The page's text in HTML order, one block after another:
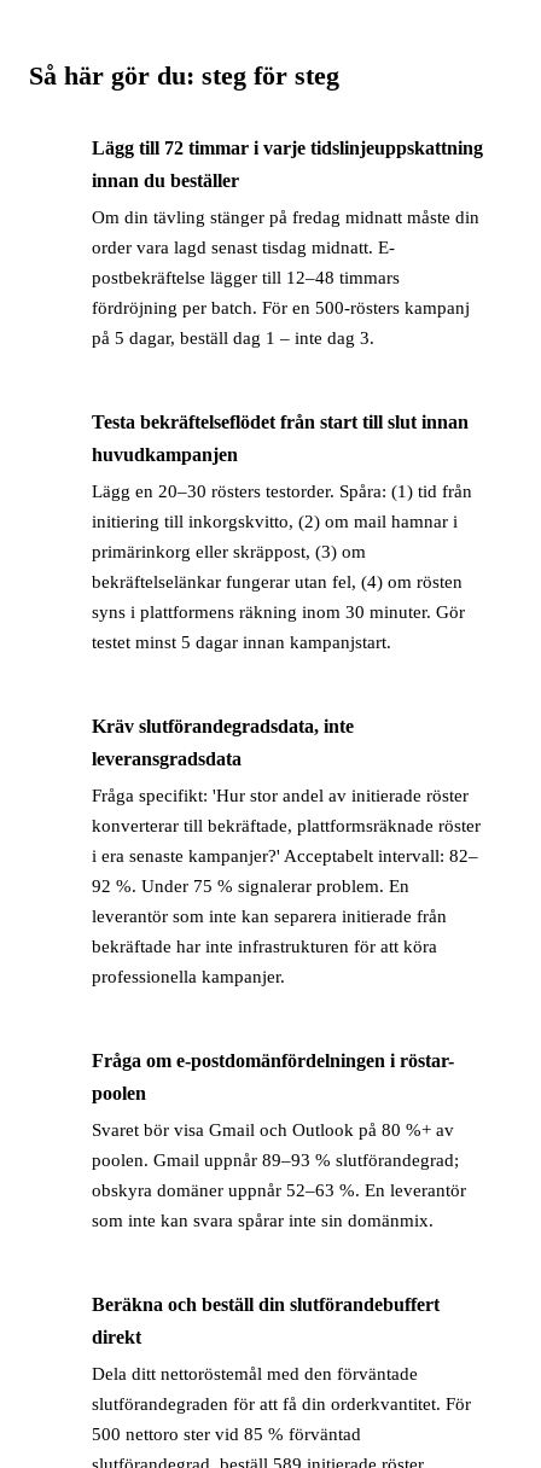
Så här gör du: steg för steg
Lägg till 72 timmar i varje tidslinjeuppskattning
innan du beställer
Om din tävling stänger på fredag midnatt måste din
order vara lagd senast tisdag midnatt. E-
postbekräftelse lägger till 12–48 timmars
fördröjning per batch. För en 500-rösters kampanj
på 5 dagar, beställ dag 1 – inte dag 3.
Testa bekräftelseflödet från start till slut innan
huvudkampanjen
Lägg en 20–30 rösters testorder. Spåra: (1) tid från
initiering till inkorgskvitto, (2) om mail hamnar i
primärinkorg eller skräppost, (3) om
bekräftelselänkar fungerar utan fel, (4) om rösten
syns i plattformens räkning inom 30 minuter. Gör
testet minst 5 dagar innan kampanjstart.
Kräv slutförandegradsdata, inte
leveransgradsdata
Fråga specifikt: 'Hur stor andel av initierade röster
konverterar till bekräftade, plattformsräknade röster
i era senaste kampanjer?' Acceptabelt intervall: 82–
92 %. Under 75 % signalerar problem. En
leverantör som inte kan separera initierade från
bekräftade har inte infrastrukturen för att köra
professionella kampanjer.
Fråga om e-postdomänfördelningen i röstar-
poolen
Svaret bör visa Gmail och Outlook på 80 %+ av
poolen. Gmail uppnår 89–93 % slutförandegrad;
obskyra domäner uppnår 52–63 %. En leverantör
som inte kan svara spårar inte sin domänmix.
Beräkna och beställ din slutförandebuffert
direkt
Dela ditt nettoröstemål med den förväntade
slutförandegraden för att få din orderkvantitet. För
500 nettoro ster vid 85 % förväntad
slutförandegrad, beställ 589 initierade röster.